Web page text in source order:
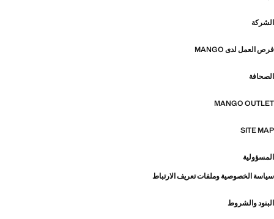
الشركة
فرص العمل لدى MANGO
الصحافة
MANGO OUTLET
SITE MAP
المسؤولية
سياسة الخصوصية وملفات تعريف الارتباط
البنود والشروط